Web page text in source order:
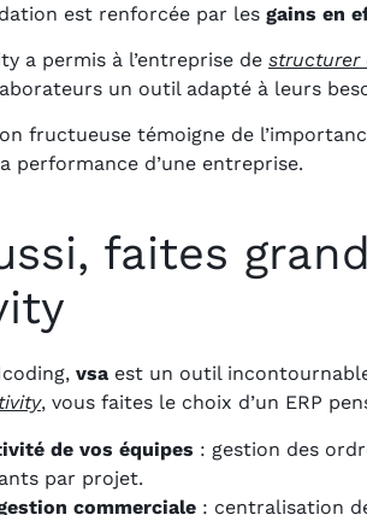
est renforcée par les gains en
a permis à l’entreprise de structurer
un outil adapté à leurs
fructueuse témoigne de
performance d’une entreprise.
faites
vsa est un outil
, vous faites le choix d’un ERP
de vos équipes : gestion des
par projet.
commerciale : centralisation